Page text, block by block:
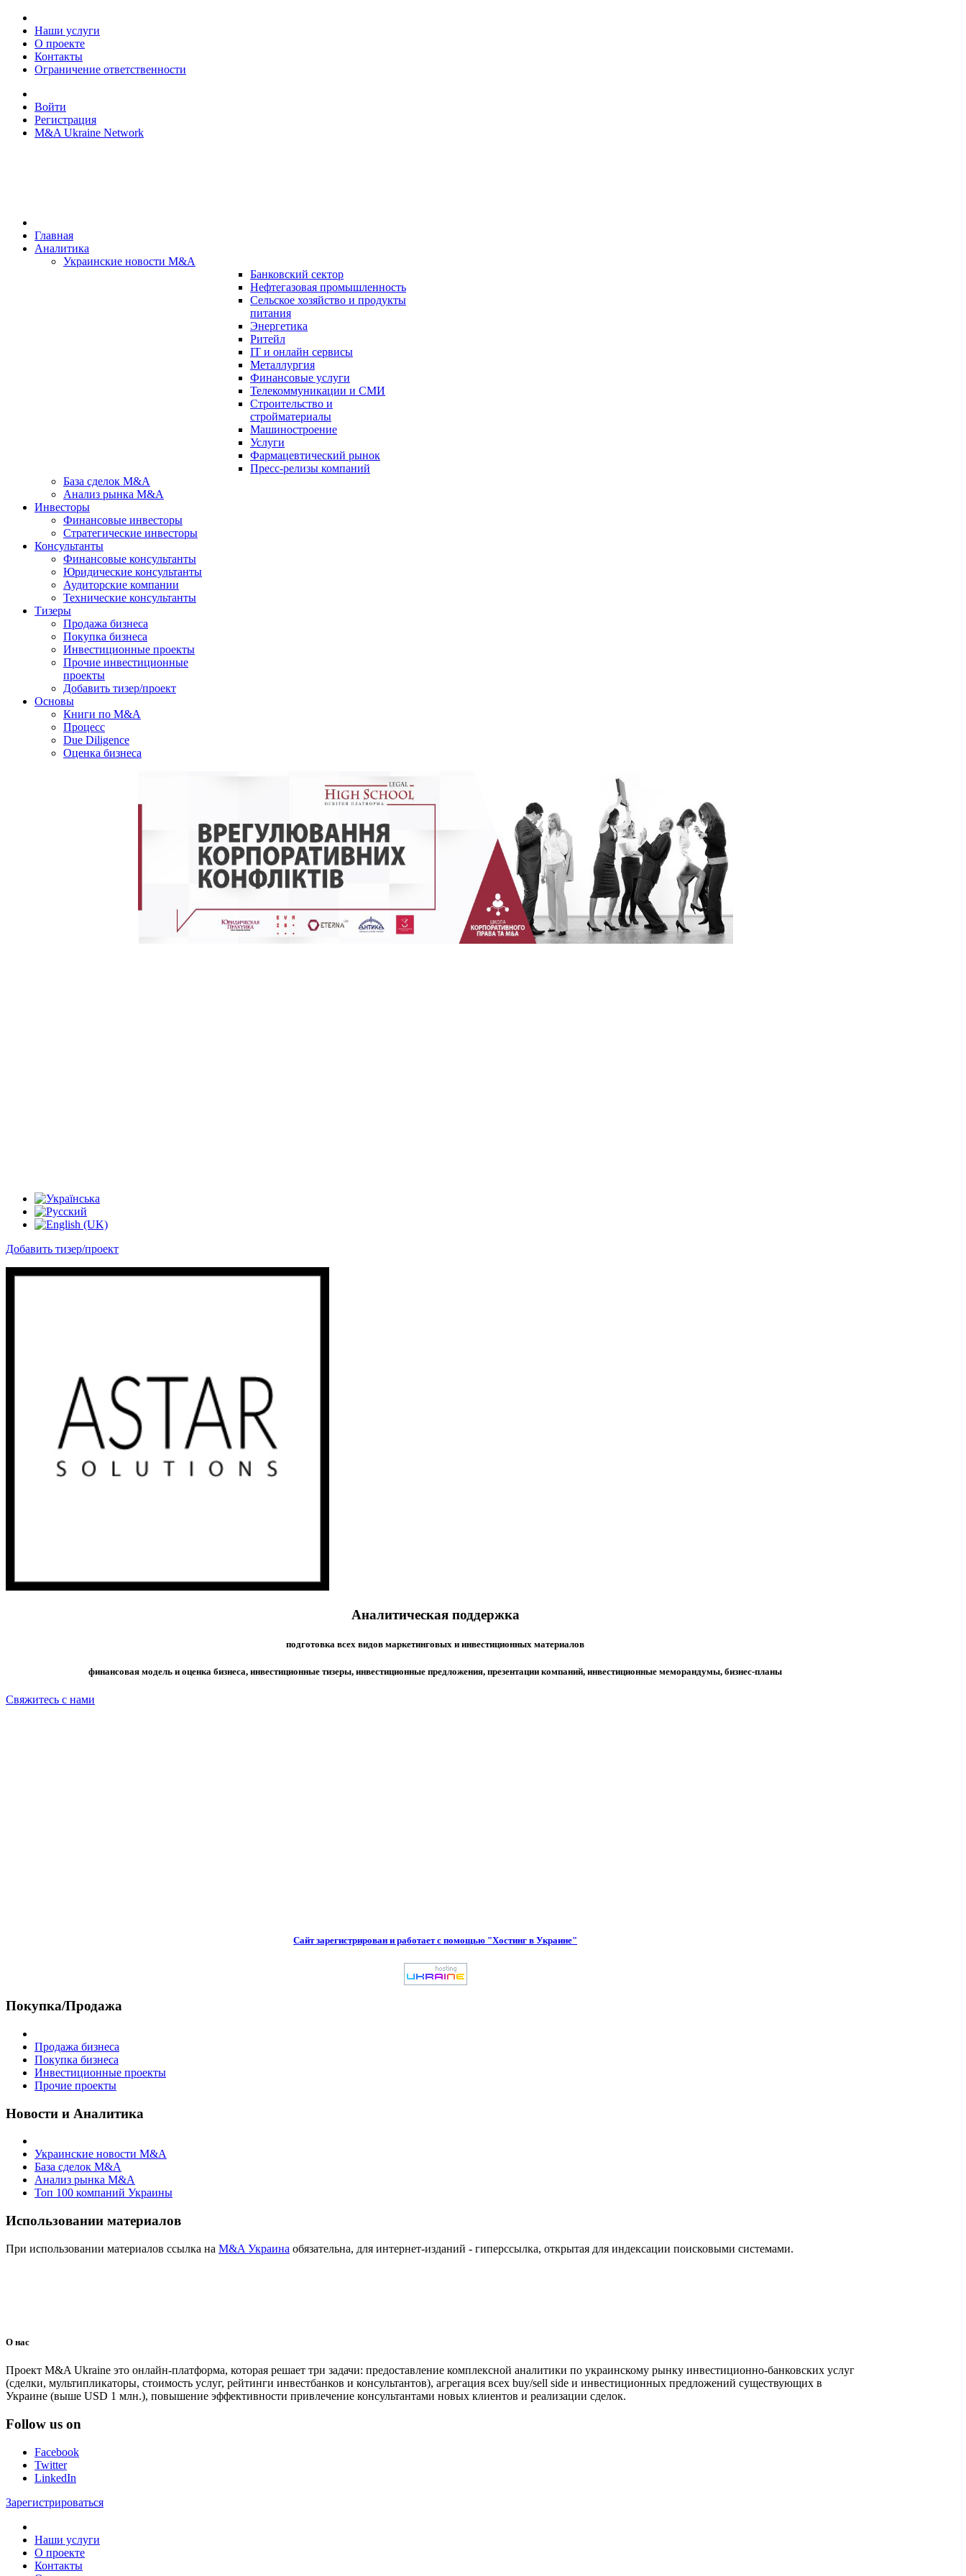
Наши услуги
О проекте
Контакты
Ограничение ответственности
Войти
Регистрация
M&A Ukraine Network
Главная
Аналитика
Украинские новости M&A
Банковский сектор
Нефтегазовая промышленность
Сельское хозяйство и продукты
питания
Энергетика
Ритейл
IT и онлайн сервисы
Металлургия
Финансовые услуги
Телекоммуникации и СМИ
Строительство и
стройматериалы
Машиностроение
Услуги
Фарма­цев­ти­чес­кий рынок
Пресс-релизы компаний
База сделок M&A
Анализ рынка M&A
Инвесторы
Финансовые инвесторы
Стратегические инвесторы
Консультанты
Финансовые консультанты
Юридические консультанты
Аудиторские компании
Технические консультанты
Тизеры
Продажа бизнеса
Покупка бизнеса
Инвестиционные проекты
Прочие инвестиционные
проекты
Добавить тизер/проект
Основы
Книги по M&A
Процесс
Due Diligence
Оценка бизнеса
Добавить тизер/проект
Аналитическая поддержка
подготовка всех видов маркетинговых и инвестиционных материалов
финансовая модель и оценка бизнеса, инвестиционные тизеры, инвестиционные предложения, презентации компаний, инвестиционные меморандумы, бизнес-планы
Свяжитесь с нами
Сайт зарегистрирован и работает с помощью "Хостинг в Украине"
Покупка/Продажа
Продажа бизнеса
Покупка бизнеса
Инвестиционные проекты
Прочие проекты
Новости и Аналитика
Украинские новости M&A
База сделок M&A
Анализ рынка M&A
Топ 100 компаний Украины
Использовании материалов
При использовании материалов ссылка на M&A Украина обязательна, для интернет-изданий - гиперссылка, открытая для индексации поисковыми системами.
О нас
Проект M&A Ukraine это онлайн-платформа, которая решает три задачи: предоставление комплексной аналитики по украинскому рынку инвестиционно-банковских услуг
(сделки, мультипликаторы, стоимость услуг, рейтинги инвестбанков и консультантов), агрегация всех buy/sell side и инвестиционных предложений существующих в
Украине (выше USD 1 млн.), повышение эффективности привлечение консультантами новых клиентов и реализации сделок.
Follow us on
Facebook
Twitter
LinkedIn
Зарегистрироваться
Наши услуги
О проекте
Контакты